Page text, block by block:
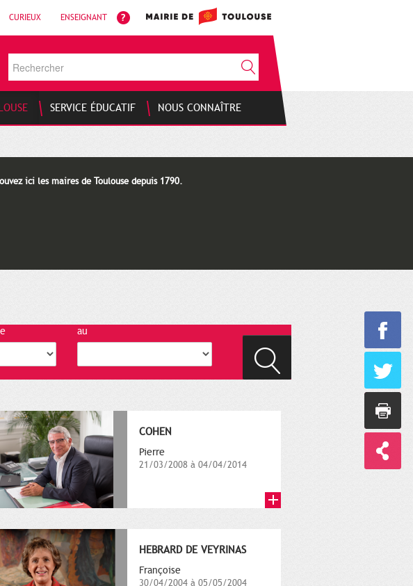
CURIEUX ENSEIGNANT
SERVICE ÉDUCATIF NOUS CONNAÎTRE
ici les maires de Toulouse depuis 1790.
au
COHEN
Pierre
21/03/2008 à 04/04/2014
HEBRARD DE VEYRINAS
Françoise
30/04/2004 à 05/05/2004